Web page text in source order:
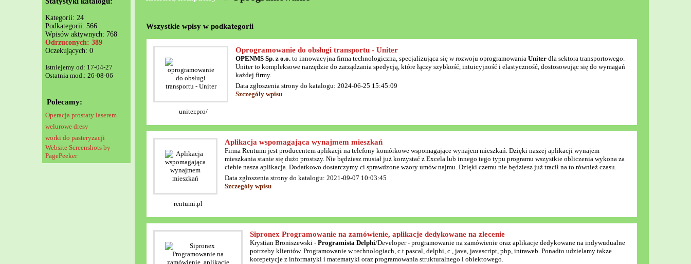
Kategorii: 24
Podkategorii: 566
Wpisów aktywnych: 768
Odrzuconych: 389
Oczekujących: 0
Istniejemy od: 17-04-27
Ostatnia mod.: 26-08-06
Polecamy:
Operacja prostaty laserem
welurowe dresy
worki do pasteryzacji
Website Screenshots by
PagePeeker
Wszystkie wpisy w podkategorii
uniter.pro/
Oprogramowanie do obsługi transportu - Uniter
OPENMS Sp. z o.o. to innowacyjna firma technologiczna, specjalizująca się w rozwoju oprogramowania Uniter dla sektora transportowego.
Uniter to kompleksowe narzędzie do zarządzania spedycją, które łączy szybkość, intuicyjność i elastyczność, dostosowując się do wymagań
każdej firmy.
Data zgłoszenia strony do katalogu: 2024-06-25 15:45:09
Szczegóły wpisu
rentumi.pl
Aplikacja wspomagająca wynajmem mieszkań
Firma Rentumi jest producentem aplikacji na telefony komórkowe wspomagające wynajem mieszkań. Dzięki naszej aplikacji wynajem
mieszkania stanie się dużo prostszy. Nie będziesz musiał już korzystać z Excela lub innego tego typu programu wszystkie obliczenia wykona za
ciebie nasza aplikacja. Dodatkowo dostarczymy ci sprawdzone wzory umów najmu. Dzięki czemu nie będziesz już tracił na to również czasu.
Data zgłoszenia strony do katalogu: 2021-09-07 10:03:45
Szczegóły wpisu
Sipronex Programowanie na zamówienie, aplikacje dedykowane na zlecenie
Krystian Broniszewski - Programista Delphi/Developer - programowanie na zamówienie oraz aplikacje dedykowane na indywudualne
potrzeby klientów. Programowanie w technologiach, c t pascal, delphi, c , java, javascript, php, intraweb. Ponadto udzielamy takze
korepetycje z informatyki i matematyki oraz programowania strukturalnego i obiektowego.